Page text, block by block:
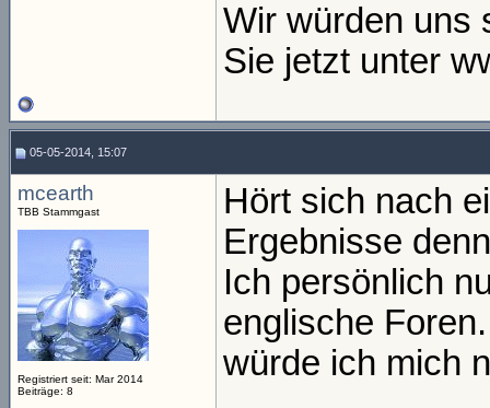
Wir würden uns
Sie jetzt unter
05-05-2014, 15:07
mcearth
TBB Stammgast
Registriert seit: Mar 2014
Beiträge: 8
Hört sich nach
Ergebnisse
Ich persönlich
englische
würde ich mich